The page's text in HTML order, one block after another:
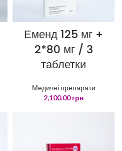
Еменд 125 мг +
2*80 мг / 3
таблетки
Медичні препарати
2,100.00грн